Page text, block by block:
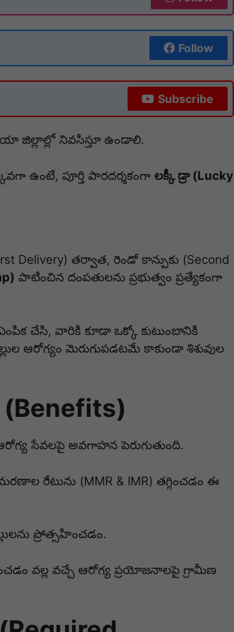
Follow
Subscribe
జిల్లాల్లో నివసిస్తూ ఉండాలి.
ఉంటే, పూర్తి పారదర్శకంగా లక్కీ డ్రా (Lucky
తర్వాత, రెండో కాన్పుకు (Second
పాటించిన దంపతులను ప్రభుత్వం ప్రత్యేకంగా
చేసి, వారికి కూడా ఒక్కో కుటుంబానికి
ఆరోగ్యం మెరుగుపడటమే కాకుండా శిశువుల
ఆరోగ్య సేవలపై అవగాహన పెరుగుతుంది.
రేటును (MMR & IMR) తగ్గించడం ఈ
ప్రోత్సహించడం.
వల్ల వచ్చే ఆరోగ్య ప్రయోజనాలపై గ్రామీణ